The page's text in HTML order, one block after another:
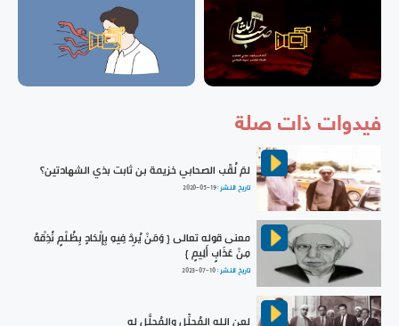
فيدوات ذات صلة
لمَ لُقّب الصحابي خزيمة بن ثابت بذي الشهادتين؟
تاريخ النشر :2020-05-19
معنى قوله تعالى { وَمَنْ يُرِدْ فِيهِ بِإِلْحَادٍ بِظُلْمٍ نُذِقْهُ
مِنْ عَذَابٍ أَلِيمٍ }
تاريخ النشر :2023-07-10
لعن الله المُحلِّل والمُحلَّل له